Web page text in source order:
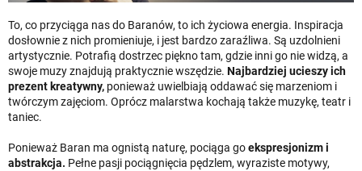
To, co przyciąga nas do Baranów, to ich życiowa energia. Inspiracja
dosłownie z nich promieniuje, i jest bardzo zaraźliwa. Są uzdolnieni
artystycznie. Potrafią dostrzec piękno tam, gdzie inni go nie widzą, a
swoje muzy znajdują praktycznie wszędzie. Najbardziej ucieszy ich
prezent kreatywny, ponieważ uwielbiają oddawać się marzeniom i
twórczym zajęciom. Oprócz malarstwa kochają także muzykę, teatr i
taniec.
Ponieważ Baran ma ognistą naturę, pociąga goekspresjonizm i
abstrakcja. Pełne pasji pociągnięcia pędzlem, wyraziste motywy,